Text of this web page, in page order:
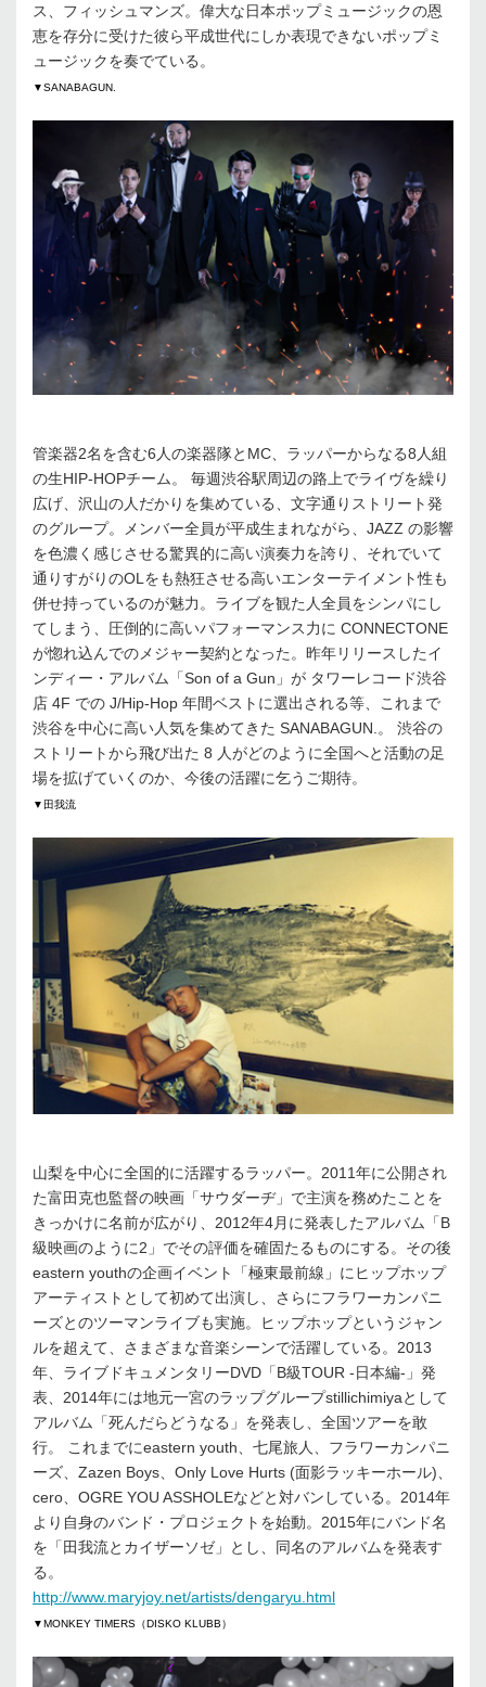
ス、フィッシュマンズ。偉大な日本ポップミュージックの恩
恵を存分に受けた彼ら平成世代にしか表現できないポップミ
ュージックを奏でている。
▼SANABAGUN.
管楽器2名を含む6人の楽器隊とMC、ラッパーからなる8人組
の生HIP-HOPチーム。 毎週渋谷駅周辺の路上でライヴを繰り
広げ、沢山の人だかりを集めている、文字通りストリート発
のグループ。メンバー全員が平成生まれながら、JAZZ の影響
を色濃く感じさせる驚異的に高い演奏力を誇り、それでいて
通りすがりのOLをも熱狂させる高いエンターテイメント性も
併せ持っているのが魅力。ライブを観た人全員をシンパにし
てしまう、圧倒的に高いパフォーマンス力に CONNECTONE
が惚れ込んでのメジャー契約となった。昨年リリースしたイ
ンディー・アルバム「Son of a Gun」が タワーレコード渋谷
店 4F での J/Hip-Hop 年間ベストに選出される等、これまで
渋谷を中心に高い人気を集めてきた SANABAGUN.。 渋谷の
ストリートから飛び出た 8 人がどのように全国へと活動の足
場を拡げていくのか、今後の活躍に乞うご期待。
▼田我流
山梨を中心に全国的に活躍するラッパー。2011年に公開され
た富田克也監督の映画「サウダーヂ」で主演を務めたことを
きっかけに名前が広がり、2012年4月に発表したアルバム「B
級映画のように2」でその評価を確固たるものにする。その後
eastern youthの企画イベント「極東最前線」にヒップホップ
アーティストとして初めて出演し、さらにフラワーカンパニ
ーズとのツーマンライブも実施。ヒップホップというジャン
ルを超えて、さまざまな音楽シーンで活躍している。2013
年、ライブドキュメンタリーDVD「B級TOUR -日本編-」発
表、2014年には地元一宮のラップグループstillichimiyaとして
アルバム「死んだらどうなる」を発表し、全国ツアーを敢
行。 これまでにeastern youth、七尾旅人、フラワーカンパニ
ーズ、Zazen Boys、Only Love Hurts (面影ラッキーホール)、
cero、OGRE YOU ASSHOLEなどと対バンしている。2014年
より自身のバンド・プロジェクトを始動。2015年にバンド名
を「田我流とカイザーソゼ」とし、同名のアルバムを発表す
る。
http://www.maryjoy.net/artists/dengaryu.html
▼MONKEY TIMERS（DISKO KLUBB）